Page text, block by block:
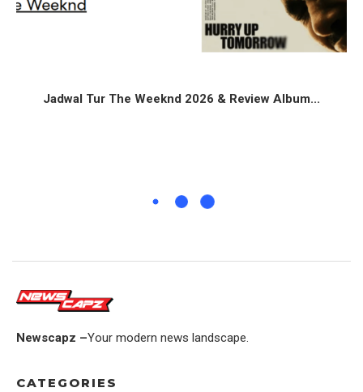
Jadwal Tur The Weeknd 2026 & Review Album...
Newscapz –Your modern news landscape.
CATEGORIES